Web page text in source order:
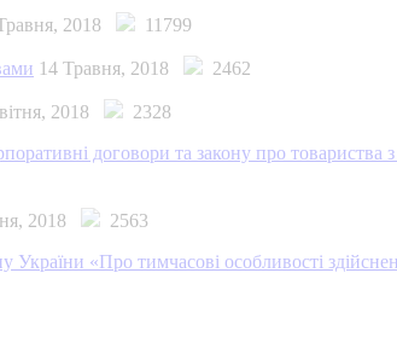
2018 11799
14 Травня, 2018 2462
2018
2328
договори та закону про
2018
2563
«Про тимчасові особливості